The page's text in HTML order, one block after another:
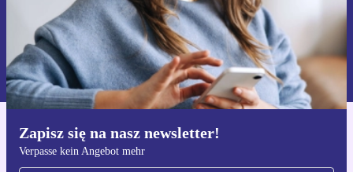
Zapisz się na nasz newsletter!
Verpasse kein Angebot mehr
Zarejestruj się
Informacje na temat używania danych osobowych znajdują się w
naszej
Polityce prywatności
Pobierz aplikację refurbed
Dla iOS i Android